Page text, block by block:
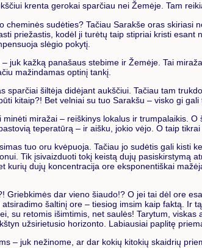
krenta gerokai sparčiau nei Žemėje. Tam
sudėties? Tačiau Sarakše oras skiriasi
priežastis, kodėl ji turėtų taip stipriai kristi
slėgio pokytį.
juk kažką panašaus stebime ir Žemėje. Tai
mažindamas optinį tankį.
sparčiai šiltėja didėjant aukščiui. Tačiau tam
kitaip?! Bet velniai su tuo Sarakšu – visko gi gali
miražai – reiškinys lokalus ir trumpalaikis.
teperatūrą – ir aišku, jokio vėjo. O taip
tuo oru kvėpuoja. Tačiau jo sudėtis gali kisti
Tik įsivaizduoti tokį keistą dujų pasiskirstymą
kurių dujų koncentracija ore eksponentiškai
Griebkimės dar vieno šiaudo!? O jei tai dėl ore
šaltinį ore – tiesiog imsim kaip faktą. Ir
su retomis išimtimis, net saulės! Tarytum,
užsirietusio horizonto. Labiausiai paplitę
– juk nežinome, ar dar kokių kitokių skaidrių